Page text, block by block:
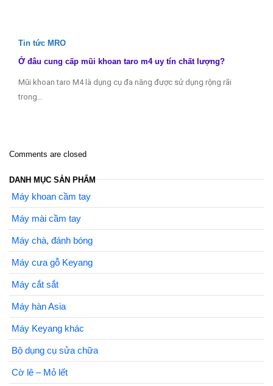
Tin tức MRO
Ở đâu cung cấp mũi khoan taro m4 uy tín chất lượng?
Mũi khoan taro M4 là dụng cụ đa năng được sử dụng rộng rãi
trong…
Comments are closed
DANH MỤC SẢN PHẨM
Máy khoan cầm tay
Máy mài cầm tay
Máy chà, đánh bóng
Máy cưa gỗ Keyang
Máy cắt sắt
Máy hàn Asia
Máy Keyang khác
Bộ dụng cụ sửa chữa
Cờ lê – Mỏ lết